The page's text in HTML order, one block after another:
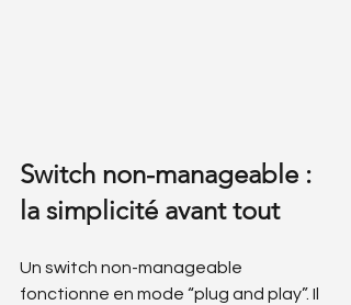
Switch non-manageable :
la simplicité avant tout
Un switch non-manageable
fonctionne en mode “plug and play”. Il